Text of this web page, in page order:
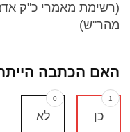
(רשימת מאמרי כ"ק
מהר"ש)
האם הכתבה
כן
1
לא
0